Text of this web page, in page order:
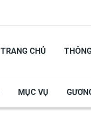
TRANG CHỦ
MỤC VỤ